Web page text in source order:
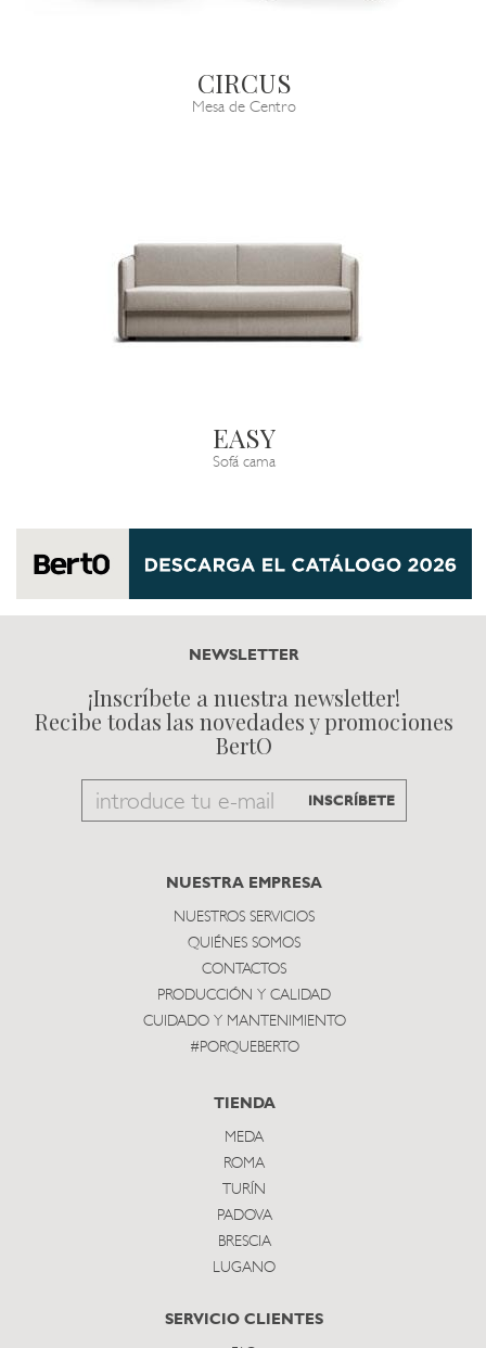
CIRCUS
Mesa de Centro
EASY
Sofá cama
NEWSLETTER
¡Inscríbete a nuestra newsletter!
Recibe todas las novedades y promociones
BertO
Email
subscribe
INSCRÍBETE
NUESTRA EMPRESA
NUESTROS SERVICIOS
QUIÉNES SOMOS
CONTACTOS
PRODUCCIÓN Y CALIDAD
CUIDADO Y MANTENIMIENTO
#PORQUEBERTO
TIENDA
MEDA
ROMA
TURÍN
PADOVA
BRESCIA
LUGANO
SERVICIO CLIENTES